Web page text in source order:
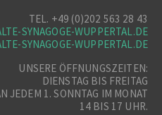
TEL. +49 (0)202 563 28 43
SYNAGOGE-WUPPERTAL.DE
SYNAGOGE-WUPPERTAL.DE
UNSERE ÖFFNUNGSZEITEN:
DIENSTAG BIS FREITAG
JEDEM 1. SONNTAG IM MONAT
14 BIS 17 UHR.